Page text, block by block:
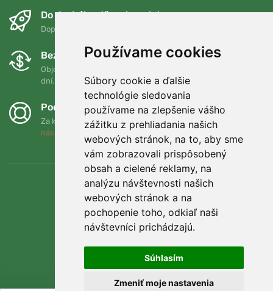
Používame cookies
Súbory cookie a ďalšie
technológie sledovania
používame na zlepšenie vášho
zážitku z prehliadania našich
webových stránok, na to, aby sme
vám zobrazovali prispôsobený
obsah a cielené reklamy, na
analýzu návštevnosti našich
webových stránok a na
pochopenie toho, odkiaľ naši
návštevníci prichádzajú.
Súhlasím
Zmeniť moje nastavenia
Do druhého dňa a bezplatne
Doprava zadarmo pri objednávkach nad 75 EUR
Bezplatná výmena a vrátenie tovaru
Objednávku môžete kedykoľvek vrátiť alebo vymeniť do 90
dní.
Podporujeme Trees.org
Za každú objednávku zasadíme strom! Prečítajte si viac
nás